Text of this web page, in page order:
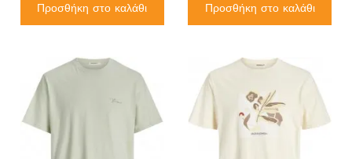
Προσθήκη στο καλάθι Προσθήκη στο καλάθι